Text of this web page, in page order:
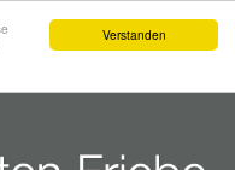
Verstanden